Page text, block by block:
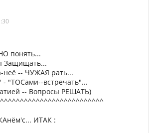
понять...
Защищать...
неё -- ЧУЖАЯ рать...
"ТОСами--встречать"...
-- Вопросы РЕШАТЬ)
ИТАК :